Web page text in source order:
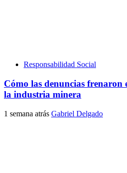
Responsabilidad Social
Cómo las denuncias
la industria minera
1 semana atrás Gabriel Delgado